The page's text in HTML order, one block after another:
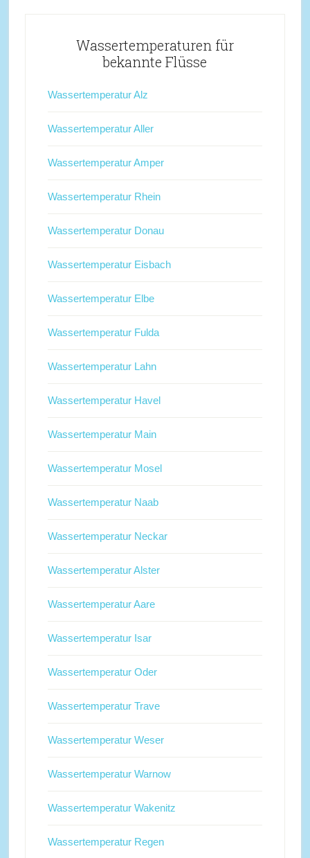
Wassertemperaturen für
bekannte Flüsse
Wassertemperatur Alz
Wassertemperatur Aller
Wassertemperatur Amper
Wassertemperatur Rhein
Wassertemperatur Donau
Wassertemperatur Eisbach
Wassertemperatur Elbe
Wassertemperatur Fulda
Wassertemperatur Lahn
Wassertemperatur Havel
Wassertemperatur Main
Wassertemperatur Mosel
Wassertemperatur Naab
Wassertemperatur Neckar
Wassertemperatur Alster
Wassertemperatur Aare
Wassertemperatur Isar
Wassertemperatur Oder
Wassertemperatur Trave
Wassertemperatur Weser
Wassertemperatur Warnow
Wassertemperatur Wakenitz
Wassertemperatur Regen